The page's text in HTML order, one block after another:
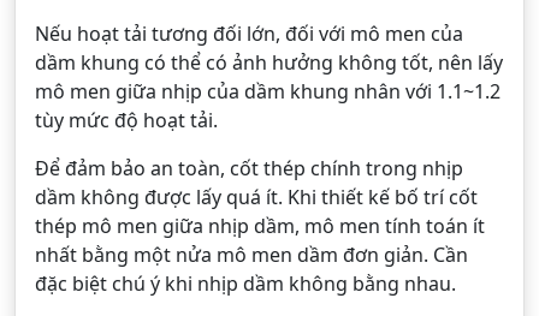
Nếu hoạt tải tương đối lớn, đối với mô men của
dầm khung có thể có ảnh hưởng không tốt, nên lấy
mô men giữa nhịp của dầm khung nhân với 1.1~1.2
tùy mức độ hoạt tải.
Để đảm bảo an toàn, cốt thép chính trong nhịp
dầm không được lấy quá ít. Khi thiết kế bố trí cốt
thép mô men giữa nhịp dầm, mô men tính toán ít
nhất bằng một nửa mô men dầm đơn giản. Cần
đặc biệt chú ý khi nhịp dầm không bằng nhau.